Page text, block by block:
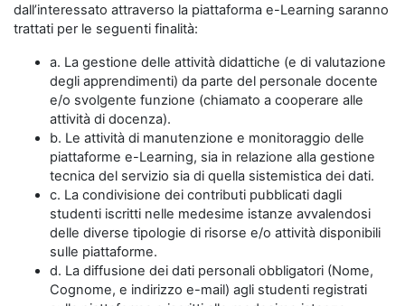
dall’interessato attraverso la piattaforma e-Learning saranno
trattati per le seguenti finalità:
a. La gestione delle attività didattiche (e di valutazione
degli apprendimenti) da parte del personale docente
e/o svolgente funzione (chiamato a cooperare alle
attività di docenza).
b. Le attività di manutenzione e monitoraggio delle
piattaforme e-Learning, sia in relazione alla gestione
tecnica del servizio sia di quella sistemistica dei dati.
c. La condivisione dei contributi pubblicati dagli
studenti iscritti nelle medesime istanze avvalendosi
delle diverse tipologie di risorse e/o attività disponibili
sulle piattaforme.
d. La diffusione dei dati personali obbligatori (Nome,
Cognome, e indirizzo e-mail) agli studenti registrati